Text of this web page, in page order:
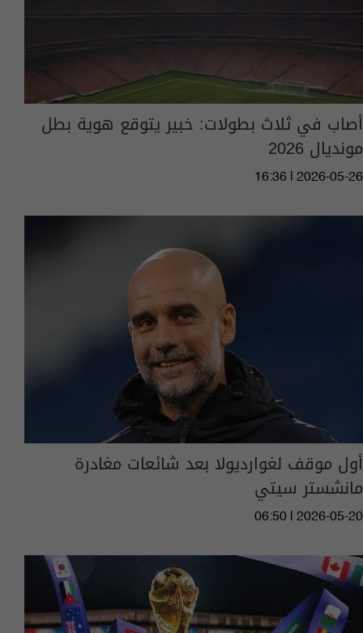
أصاب في ثلاث بطولات: خبير يتوقع هوية بطل
مونديال 2026
16:36 | 2026-05-26
أول موقف لغوارديولا بعد شائعات مغادرة
مانشستر سيتي
06:50 | 2026-05-20